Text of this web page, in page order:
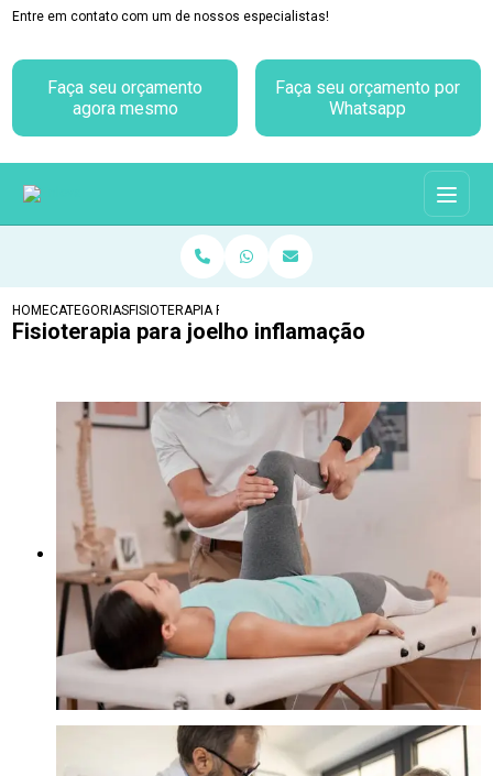
Entre em contato com um de nossos especialistas!
Faça seu orçamento
agora mesmo
Faça seu orçamento por
Whatsapp
HOMECATEGORIASFISIOTERAPIA PARA JOELHO INFLAMAÇÃO
Fisioterapia para joelho inflamação